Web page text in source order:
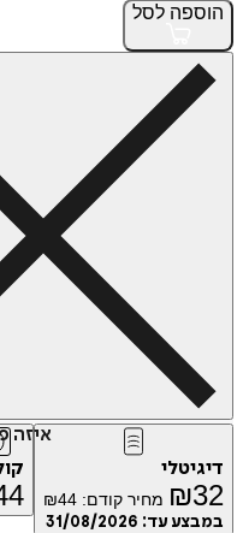
הוספה לסל
איזה
דיגיטלי
₪32 מחיר קודם: ₪44
במבצע עד: 31/08/2026